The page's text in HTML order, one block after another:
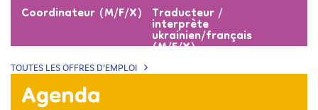
Coordinateur (M/F/X) Traducteur /
interprète
ukrainien/français
(M/F/X)
TOUTES LES OFFRES D’EMPLOI
Agenda